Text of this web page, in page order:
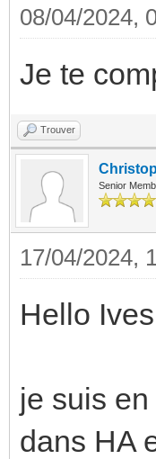
08/04/2024,
Je te
Trouver
Senior
17/04/2024,
Hello
je suis
dans HA